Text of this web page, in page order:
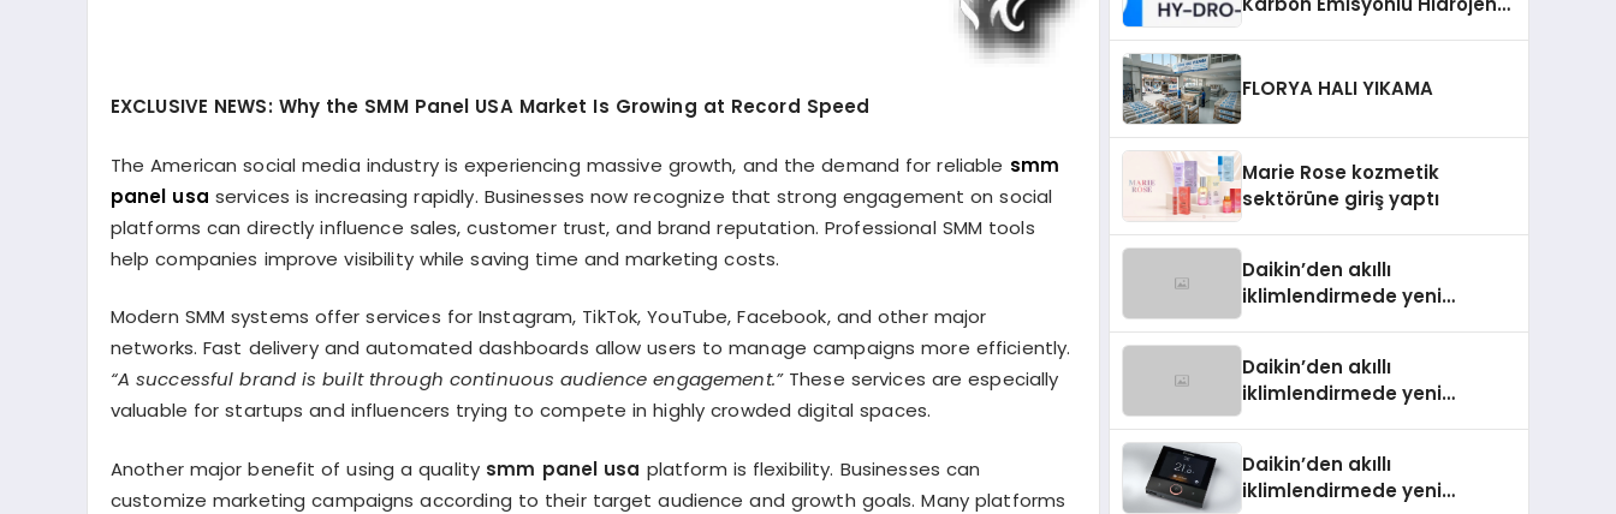
EXCLUSIVE NEWS: Why the SMM Panel USA Market Is Growing at Record Speed
The American social media industry is experiencing massive growth, and the demand for reliable smm
panel usa services is increasing rapidly. Businesses now recognize that strong engagement on social
platforms can directly influence sales, customer trust, and brand reputation. Professional SMM tools
help companies improve visibility while saving time and marketing costs.
Modern SMM systems offer services for Instagram, TikTok, YouTube, Facebook, and other major
networks. Fast delivery and automated dashboards allow users to manage campaigns more efficiently.
“A successful brand is built through continuous audience engagement.”These services are especially
valuable for startups and influencers trying to compete in highly crowded digital spaces.
Another major benefit of using a quality smm panel usa platform is flexibility. Businesses can
customize marketing campaigns according to their target audience and growth goals. Many platforms
Aldı
FLORYA HALI YIKAMA
Marie Rose kozmetik
sektörüne giriş yaptı
Daikin’den akıllı
iklimlendirmede yeni
Daikin’den akıllı
iklimlendirmede yeni
Daikin’den akıllı
iklimlendirmede yeni